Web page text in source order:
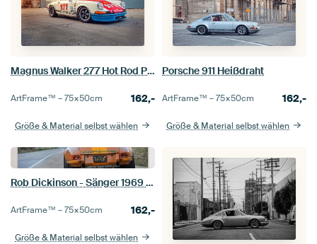
Magnus Walker 277 Hot Rod Porsche 911
ArtFrame™ –75×50cm 162,-
Größe & Material selbst wählen
Porsche 911 Heißdraht
ArtFrame™ –75×50cm 162,-
Größe & Material selbst wählen
Rob Dickinson - Sänger 1969 Porsche 911 Hot Rod
ArtFrame™ –75×50cm 162,-
Größe & Material selbst wählen